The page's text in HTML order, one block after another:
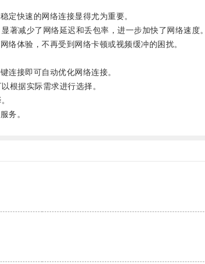
快速的网络连接显得尤为重要。
减少了网络延迟和丢包率，进一步加快了网络速度。
体验，不再受到网络卡顿或视频缓冲的困扰。
接即可自动优化网络连接。
据实际需求进行选择。
务。